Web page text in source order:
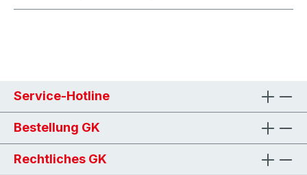
Service-Hotline
Bestellung GK
Rechtliches GK